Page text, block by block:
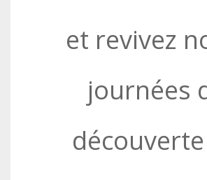
et revivez
journées